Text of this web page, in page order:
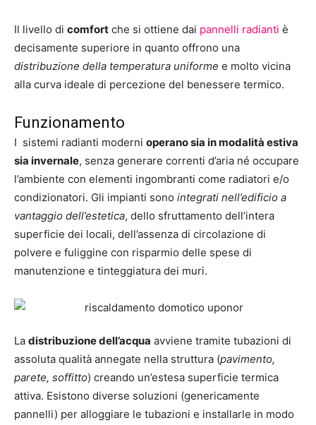
Il livello di comfort che si ottiene dai pannelli radianti è
decisamente superiore in quanto offrono una
distribuzione della temperatura uniforme e molto vicina
alla curva ideale di percezione del benessere termico.
Funzionamento
I sistemi radianti moderni operano sia in modalità estiva
sia invernale, senza generare correnti d’aria né occupare
l’ambiente con elementi ingombranti come radiatori e/o
condizionatori. Gli impianti sono integrati nell’edificio a
vantaggio dell’estetica, dello sfruttamento dell’intera
superficie dei locali, dell’assenza di circolazione di
polvere e fuliggine con risparmio delle spese di
manutenzione e tinteggiatura dei muri.
La distribuzione dell’acqua avviene tramite tubazioni di
assoluta qualità annegate nella struttura (pavimento,
parete, soffitto) creando un’estesa superficie termica
attiva. Esistono diverse soluzioni (genericamente
pannelli) per alloggiare le tubazioni e installarle in modo